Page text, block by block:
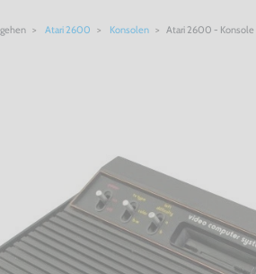
Atari 2600 Konsolen Atari 2600 -